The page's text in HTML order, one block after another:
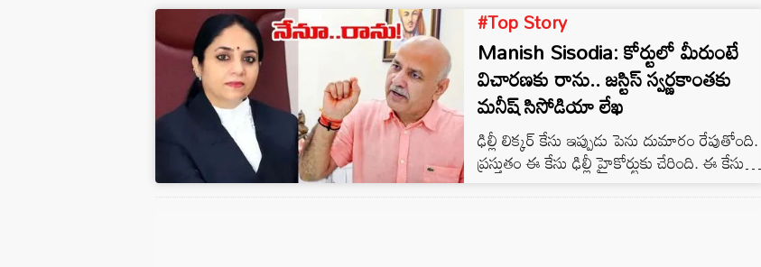
నితిన్ గడ్కరీ తెలిపారు. తాజాగా నాగ్‌పూర్‌లో
జరిగిన అంతర్జాతీయ కార్మిక దినోత్సవ వేడుకల్లో
పాల్గొన్న ఆయన, మరోసారి తనదైన శైలిలో ఘాటు
వ్యాఖ్యలు చేశారు. సమాజాన్ని కులమతాల పేరుతో
విభజించే రాజకీయ నాయకులకు గట్టి హెచ్చరిక జారీ
చేస్తూ,…
#Top Story
Manish Sisodia: కోర్టులో మీరుంటే
విచారణకు రాను.. జస్టిస్ స్వర్ణకాంతకు
మనీష్ సిసోడియా లేఖ
ఢిల్లీ లిక్కర్ కేసు ఇప్పుడు పెను దుమారం రేపుతోంది.
ప్రస్తుతం ఈ కేసు ఢిల్లీ హైకోర్టుకు చేరింది. ఈ కేసును
జస్టిస్ స్వర్ణ కాంత శర్మ విచారిస్తున్నారు.